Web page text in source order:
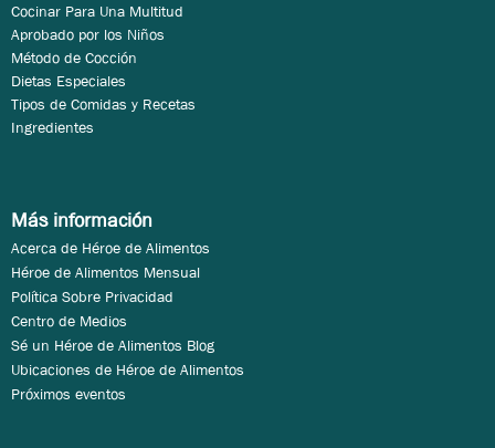
Cocinar Para Una Multitud
Aprobado por los Niños
Método de Cocción
Dietas Especiales
Tipos de Comidas y Recetas
Ingredientes
Más información
Acerca de Héroe de Alimentos
Héroe de Alimentos Mensual
Política Sobre Privacidad
Centro de Medios
Sé un Héroe de Alimentos Blog
Ubicaciones de Héroe de Alimentos
Próximos eventos